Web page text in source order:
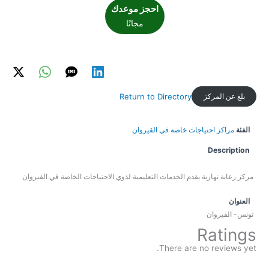
احجز موعدك
مجانًا
بلغ عن المركز Return to Directory
الفئة مراكز احتياجات خاصة في القيروان
Description
مركز رعاية نهارية يقدم الخدمات التعليمية لذوي الاحتياجات الخاصة في القيروان
العنوان
تونس- القيروان
Ratings
There are no reviews yet.